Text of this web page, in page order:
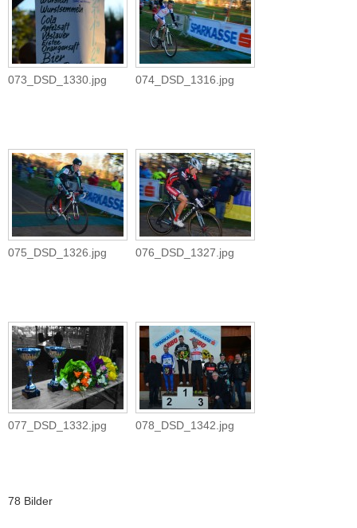
073_DSD_1330.jpg 074_DSD_1316.jpg
075_DSD_1326.jpg 076_DSD_1327.jpg
077_DSD_1332.jpg 078_DSD_1342.jpg
78 Bilder